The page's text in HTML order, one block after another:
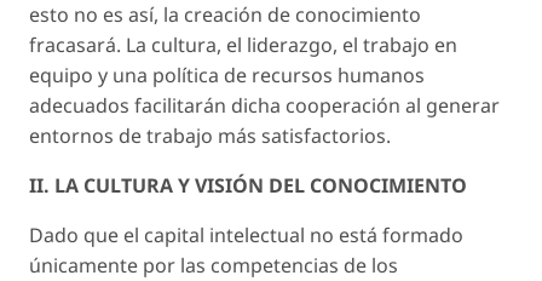
esto no es así, la creación de conocimiento
fracasará. La cultura, el liderazgo, el trabajo en
equipo y una política de recursos humanos
adecuados facilitarán dicha cooperación al generar
entornos de trabajo más satisfactorios.
II. LA CULTURA Y VISIÓN DEL CONOCIMIENTO
Dado que el capital intelectual no está formado
únicamente por las competencias de los